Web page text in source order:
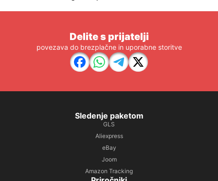
Delite s prijatelji
povezava do brezplačne in uporabne storitve
Sledenje paketom
GLS
Aliexpress
eBay
Joom
Amazon Tracking